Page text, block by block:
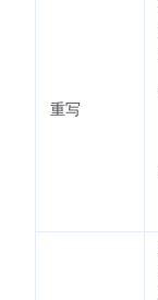
重写